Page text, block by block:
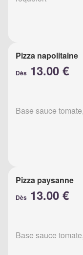
Pizza napolitaine
Dès 13.00 €
Base sauce
Pizza paysanne
Dès 13.00 €
Base sauce